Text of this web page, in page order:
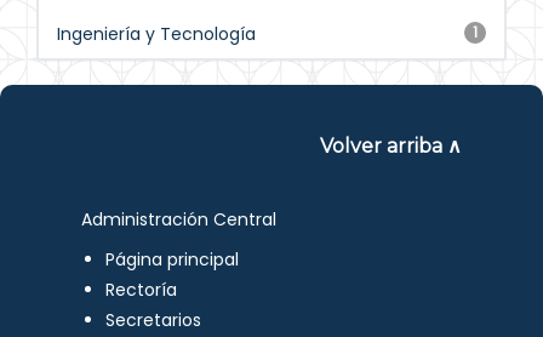
1
Ingeniería y Tecnología
Volver arriba ∧
Administración Central
Página principal
Rectoría
Secretarios